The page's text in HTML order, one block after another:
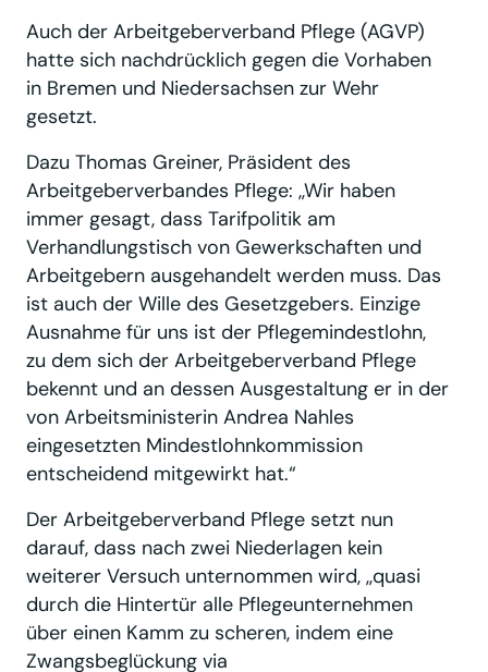
Auch der Arbeitgeberverband Pflege (AGVP)
hatte sich nachdrücklich gegen die Vorhaben
in Bremen und Niedersachsen zur Wehr
gesetzt.
Dazu Thomas Greiner, Präsident des
Arbeitgeberverbandes Pflege: ,,Wir haben
immer gesagt, dass Tarifpolitik am
Verhandlungstisch von Gewerkschaften und
Arbeitgebern ausgehandelt werden muss. Das
ist auch der Wille des Gesetzgebers. Einzige
Ausnahme für uns ist der Pflegemindestlohn,
zu dem sich der Arbeitgeberverband Pflege
bekennt und an dessen Ausgestaltung er in der
von Arbeitsministerin Andrea Nahles
eingesetzten Mindestlohnkommission
entscheidend mitgewirkt hat.“
Der Arbeitgeberverband Pflege setzt nun
darauf, dass nach zwei Niederlagen kein
weiterer Versuch unternommen wird, ,,quasi
durch die Hintertür alle Pflegeunternehmen
über einen Kamm zu scheren, indem eine
Zwangsbeglückung via